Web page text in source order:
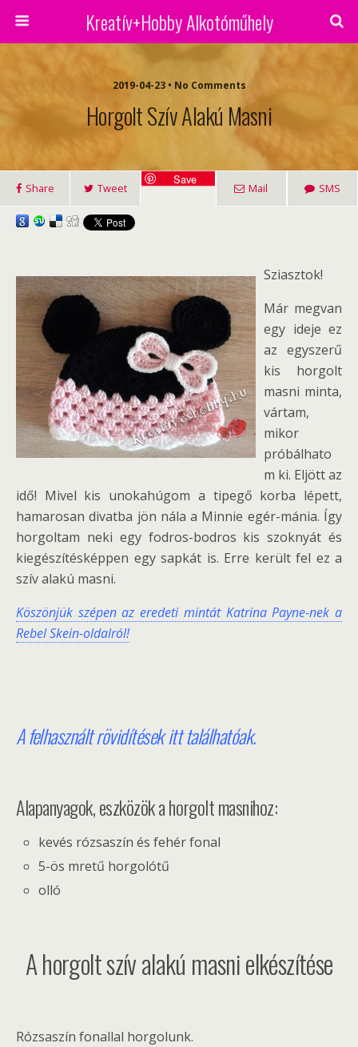
Kreatív+Hobby Alkotóműhely
2019-04-23 • No Comments
Horgolt Szív Alakú Masni
Share Tweet
Save
Mail SMS
Sziasztok!
Már megvan
egy ideje ez
az egyszerű
kis horgolt
masni minta,
vártam,
mikor
próbálhato
m ki. Eljött az
idő! Mivel kis unokahúgom a tipegő korba lépett,
hamarosan divatba jön nála a Minnie egér-mánia. Így
horgoltam neki egy fodros-bodros kis szoknyát és
kiegészítésképpen egy sapkát is. Erre került fel ez a
szív alakú masni.
Köszönjük szépen az eredeti mintát Katrina Payne-nek a
Rebel Skein-oldalról!
A felhasznált rövidítések itt találhatóak.
Alapanyagok, eszközök a horgolt masnihoz:
kevés rózsaszín és fehér fonal
5-ös mretű horgolótű
olló
A horgolt szív alakú masni elkészítése
Rózsaszín fonallal horgolunk.